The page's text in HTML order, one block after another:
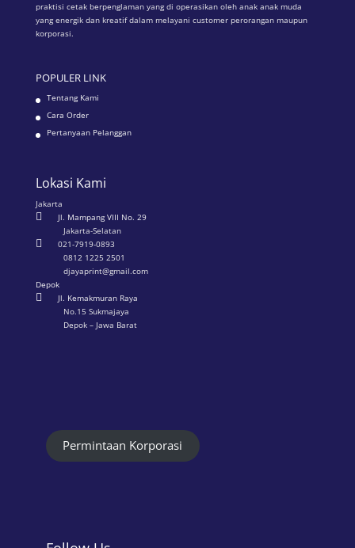
praktisi cetak berpenglaman yang di operasikan oleh anak anak muda
yang energik dan kreatif dalam melayani customer perorangan maupun
korporasi.
POPULER LINK
Tentang Kami
Cara Order
Pertanyaan Pelanggan
Lokasi Kami
Jakarta

Jl. Mampang VIII No. 29
Jakarta-Selatan

021-7919-0893
0812 1225 2501
djayaprint@gmail.com
Depok

Jl. Kemakmuran Raya
No.15 Sukmajaya
Depok – Jawa Barat
Permintaan Korporasi